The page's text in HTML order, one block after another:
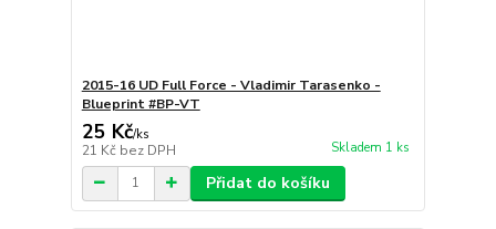
2015-16 UD Full Force - Vladimir Tarasenko -
Blueprint #BP-VT
25 Kč/ks
21 Kč bez DPH Skladem 1 ks
Přidat do košíku